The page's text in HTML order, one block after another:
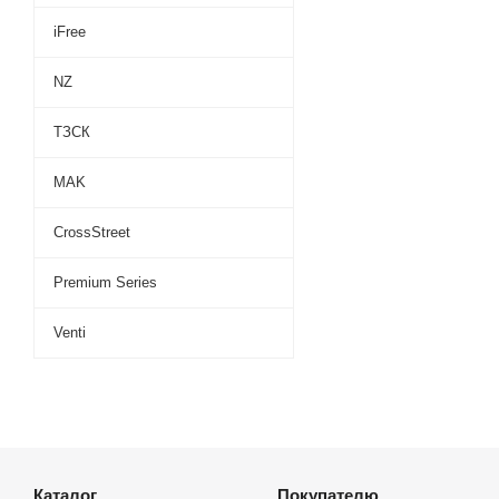
iFree
NZ
ТЗСК
MAK
CrossStreet
Premium Series
Venti
Каталог Покупателю